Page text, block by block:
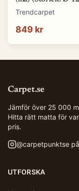
cm)
Trendcarpet
849 kr
Carpet.se
Jämför över 25 000
Hitta rätt matta för
pris.
@carpetpunktse
UTFORSKA